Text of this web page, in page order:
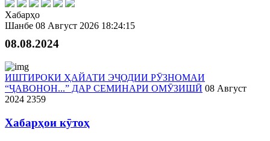
Хабарҳо
Шанбе 08 Август 2026 18:24:15
08.08.2024
ИШТИРОКИ ҲАЙАТИ ЭҶОДИИ РӮЗНОМАИ
“ҶАВОНОН...” ДАР СЕМИНАРИ ОМӮЗИШӢ 08 Август
2024 2359
Хабарҳои кӯтоҳ